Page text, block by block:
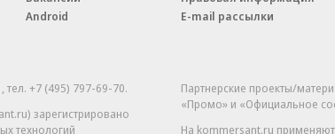
Android
E-mail рассылки
тел. +7 (495) 797-69-70.
зарегистрировано
технологий
Партнерские проекты/
«Промо» и «Официальное
На kommersant.ru